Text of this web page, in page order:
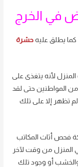
في الخرج
كما يطلق عليه حشرة
لأنه يتغذى على
المواطنين حتى لقد
تظهر إلا على تلك
فحص أثاث المكاتب
المنزل من وقت لآخر
أو وجود تلك